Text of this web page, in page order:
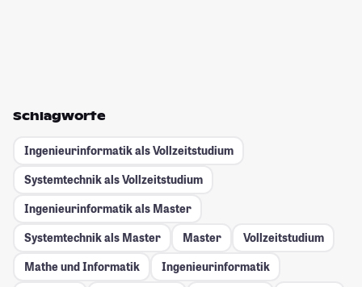
Schlagworte
Ingenieurinformatik als Vollzeitstudium
Systemtechnik als Vollzeitstudium
Ingenieurinformatik als Master
Systemtechnik als Master
Master
Vollzeitstudium
Mathe und Informatik
Ingenieurinformatik